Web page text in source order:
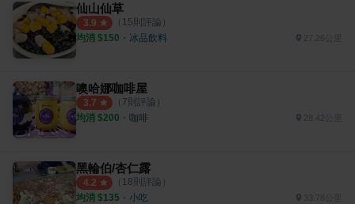
仙山仙草
3.9 （ 15則評論）
均消 $150 ・ 冰品飲料
噢哈娜咖啡屋
3.7 （ 7則評論）
均消 $200 ・ 咖啡
黑輪伯/杏仁露
4.2 （ 18則評論）
均消 $135 ・ 小吃